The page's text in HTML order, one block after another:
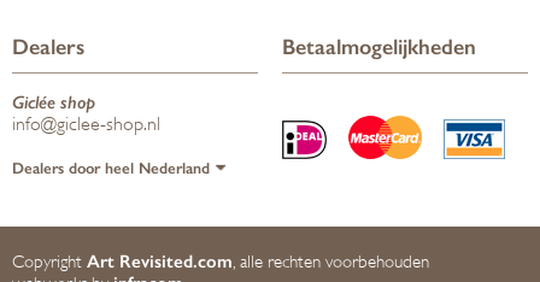
Dealers
Giclée shop
info@giclee-shop.nl
Dealers door heel Nederland
Betaalmogelijkheden
Copyright Art Revisited.com, alle rechten voorbehouden